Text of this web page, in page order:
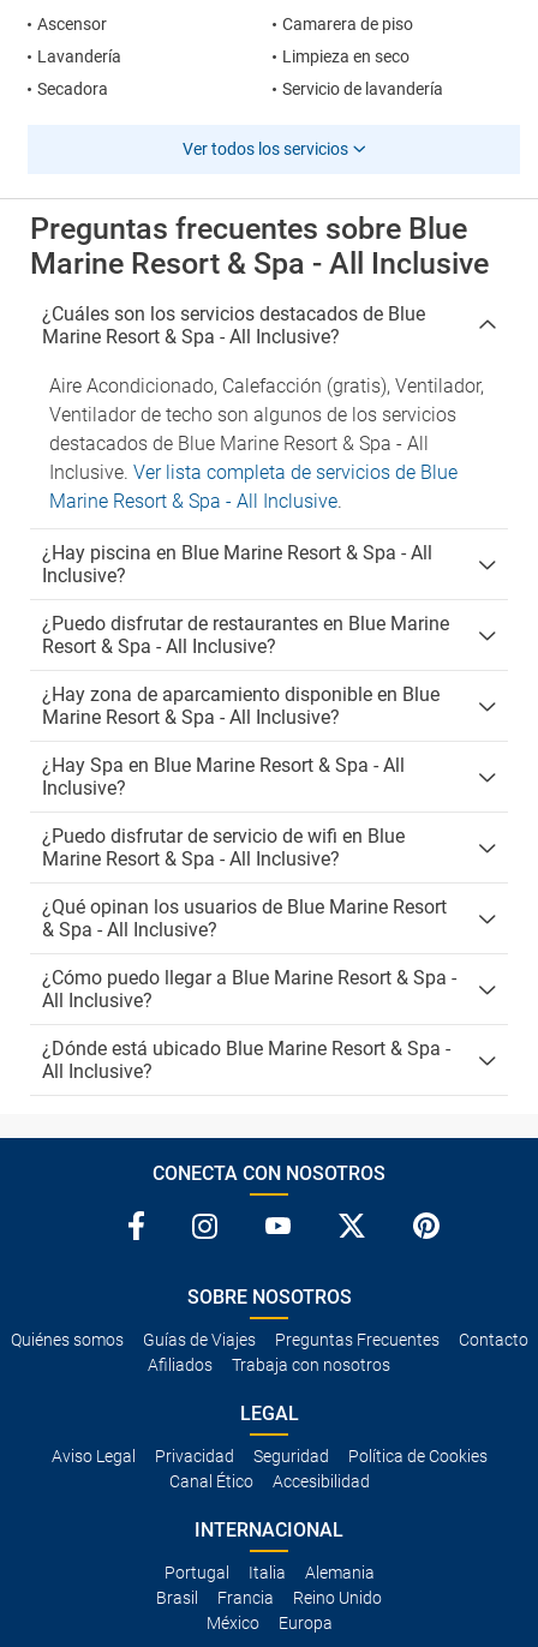
Ascensor
Camarera de piso
Lavandería
Limpieza en seco
Secadora
Servicio de lavandería
Ver todos los servicios
Preguntas frecuentes sobre Blue
Marine Resort & Spa - All Inclusive
¿Cuáles son los servicios destacados de Blue
Marine Resort & Spa - All Inclusive?
Aire Acondicionado, Calefacción (gratis), Ventilador,
Ventilador de techo son algunos de los servicios
destacados de Blue Marine Resort & Spa - All
Inclusive. Ver lista completa de servicios de Blue
Marine Resort & Spa - All Inclusive.
¿Hay piscina en Blue Marine Resort & Spa - All
Inclusive?
¿Puedo disfrutar de restaurantes en Blue Marine
Resort & Spa - All Inclusive?
¿Hay zona de aparcamiento disponible en Blue
Marine Resort & Spa - All Inclusive?
¿Hay Spa en Blue Marine Resort & Spa - All
Inclusive?
¿Puedo disfrutar de servicio de wifi en Blue
Marine Resort & Spa - All Inclusive?
¿Qué opinan los usuarios de Blue Marine Resort
& Spa - All Inclusive?
¿Cómo puedo llegar a Blue Marine Resort & Spa -
All Inclusive?
¿Dónde está ubicado Blue Marine Resort & Spa -
All Inclusive?
CONECTA CON NOSOTROS
SOBRE NOSOTROS
Quiénes somos Guías de Viajes Preguntas Frecuentes
Contacto
Afiliados
Trabaja con nosotros
LEGAL
Aviso Legal Privacidad Seguridad
Política de Cookies
Canal Ético
Accesibilidad
INTERNACIONAL
Portugal Italia
Alemania
Brasil
Francia
Reino Unido
México
Europa